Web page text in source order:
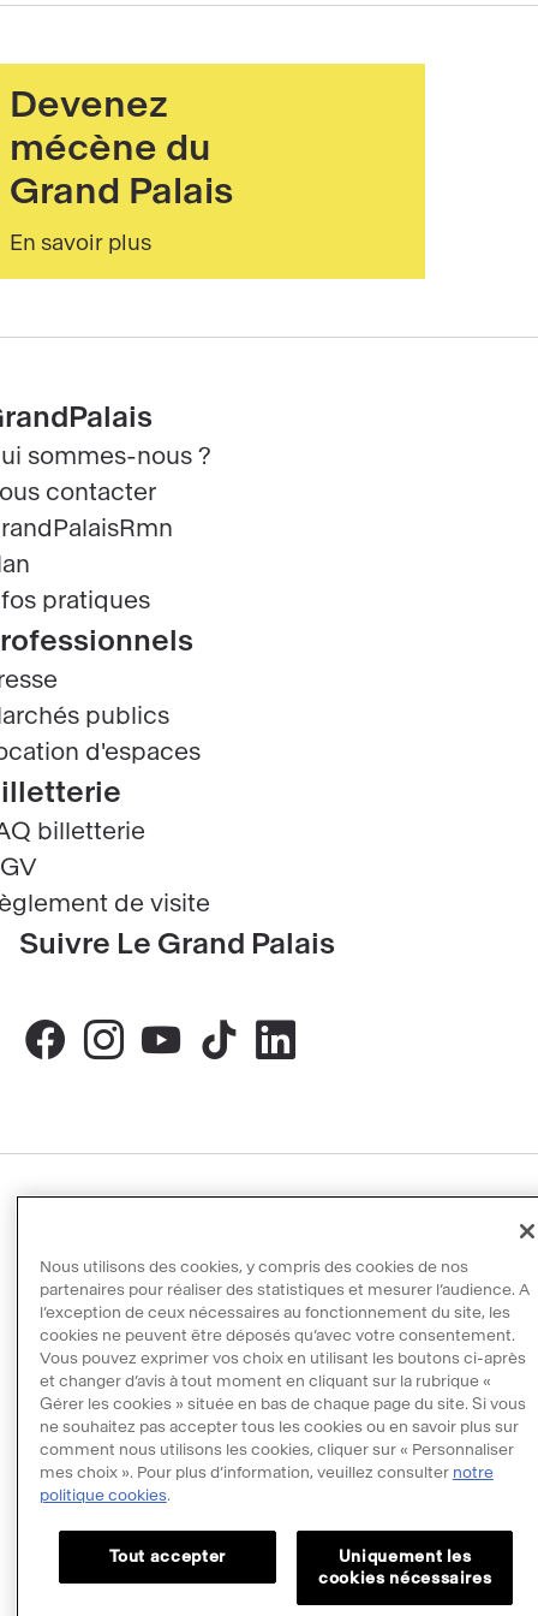
Devenez
mécène du
Grand Palais
En savoir plus
Texte en colonnes
sommes-nous ?
contacter
pratiques
publics
d'espaces
billetterie
de visite
Suivre Le Grand Palais
Mentions légales
Données personnelles
Politique cookies
Gérer mes cookies
Accessibilité : partiellement conforme
Propriété intellectuelle & crédits
Nous utilisons des cookies, y compris des cookies de nos
partenaires pour réaliser des statistiques et mesurer l’audience. A
l’exception de ceux nécessaires au fonctionnement du site, les
cookies ne peuvent être déposés qu’avec votre consentement.
Vous pouvez exprimer vos choix en utilisant les boutons ci-après
et changer d’avis à tout moment en cliquant sur la rubrique «
Gérer les cookies » située en bas de chaque page du site. Si vous
ne souhaitez pas accepter tous les cookies ou en savoir plus sur
comment nous utilisons les cookies, cliquer sur « Personnaliser
mes choix ». Pour plus d’information, veuillez consulter notre
politique cookies.
Tout accepter
Uniquement les
cookies nécessaires